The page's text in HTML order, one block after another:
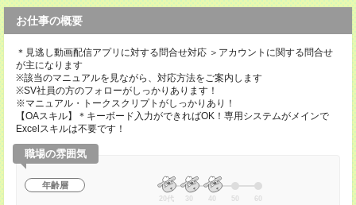
お仕事の概要
＊見逃し動画配信アプリに対する問合せ対応 ＞アカウントに関する問合せ
が主になります
※該当のマニュアルを見ながら、対応方法をご案内します
※SV社員の方のフォローがしっかりあります！
※マニュアル・トークスクリプトがしっかりあり！
【OAスキル】＊キーボード入力ができればOK！専用システムがメインで
Excelスキルは不要です！
職場の雰囲気
年齢層
20代 30 40 50 60